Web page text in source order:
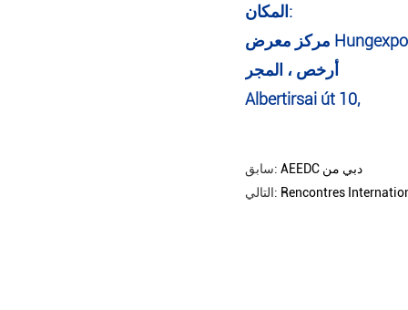
المكان:
مركز معرض Hungexpo
أرخص ، المجر
Albertirsai út 10,
سابق:
AEEDC دبي من
التالي: Rencontres